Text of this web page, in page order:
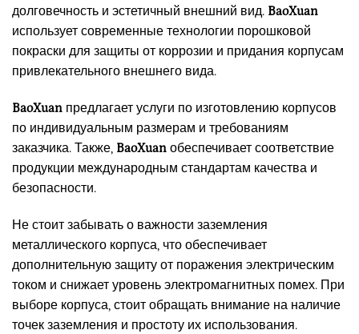
долговечность и эстетичный внешний вид. BaoXuan
использует современные технологии порошковой
покраски для защиты от коррозии и придания корпусам
привлекательного внешнего вида.
BaoXuan предлагает услуги по изготовлению корпусов
по индивидуальным размерам и требованиям
заказчика. Также, BaoXuan обеспечивает соответствие
продукции международным стандартам качества и
безопасности.
Не стоит забывать о важности заземления
металлического корпуса, что обеспечивает
дополнительную защиту от поражения электрическим
током и снижает уровень электромагнитных помех. При
выборе корпуса, стоит обращать внимание на наличие
точек заземления и простоту их использования.